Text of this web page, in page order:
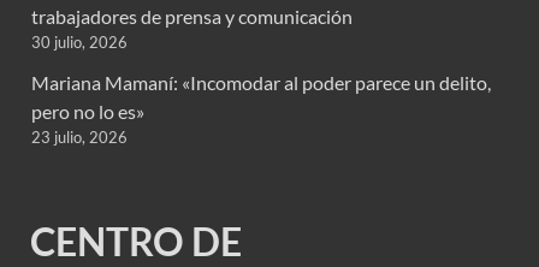
trabajadores de prensa y comunicación
30 julio, 2026
Mariana Mamaní: «Incomodar al poder parece un delito,
pero no lo es»
23 julio, 2026
CENTRO DE